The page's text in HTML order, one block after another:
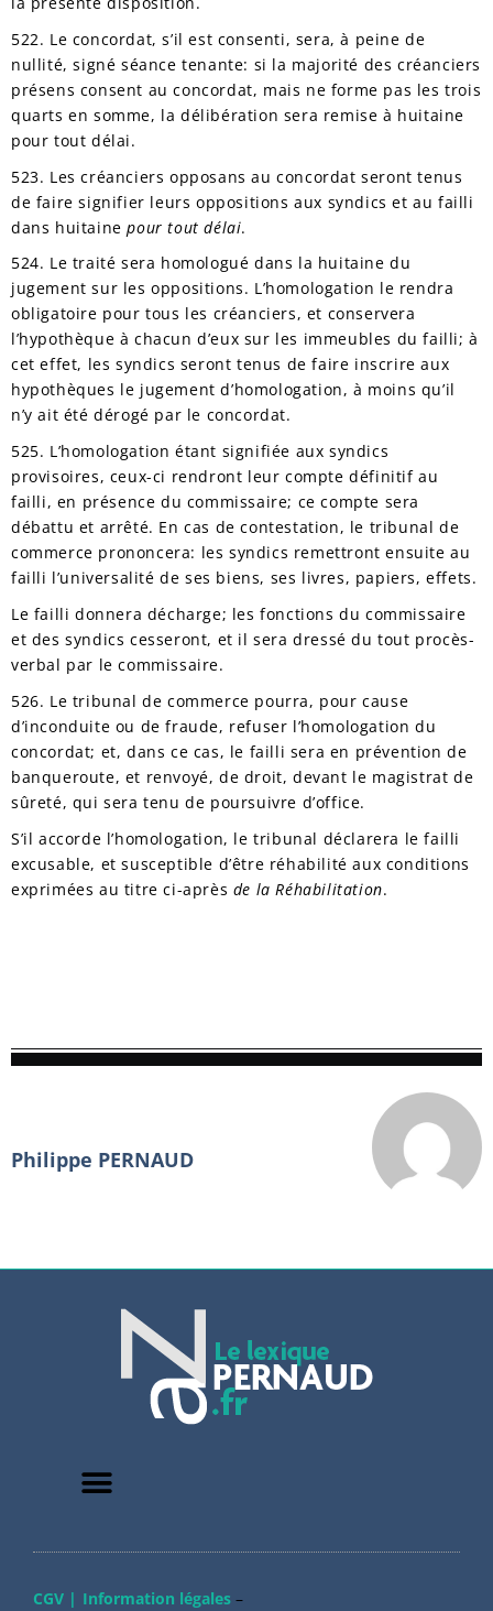
522. Le concordat, s’il est consenti, sera, à peine de
nullité, signé séance tenante: si la majorité des créanciers
présens consent au concordat, mais ne forme pas les trois
quarts en somme, la délibération sera remise à huitaine
pour tout délai.
523. Les créanciers opposans au concordat seront tenus
de faire signifier leurs oppositions aux syndics et au failli
dans huitainepour tout délai.
524. Le traité sera homologué dans la huitaine du
jugement sur les oppositions. L’homologation le rendra
obligatoire pour tous les créanciers, et conservera
l’hypothèque à chacun d’eux sur les immeubles du failli; à
cet effet, les syndics seront tenus de faire inscrire aux
hypothèques le jugement d’homologation, à moins qu’il
n’y ait été dérogé par le concordat.
525. L’homologation étant signifiée aux syndics
provisoires, ceux-ci rendront leur compte définitif au
failli, en présence du commissaire; ce compte sera
débattu et arrêté. En cas de contestation, le tribunal de
commerce prononcera: les syndics remettront ensuite au
failli l’universalité de ses biens, ses livres, papiers, effets.
Le failli donnera décharge; les fonctions du commissaire
et des syndics cesseront, et il sera dressé du tout procès-
verbal par le commissaire.
526. Le tribunal de commerce pourra, pour cause
d’inconduite ou de fraude, refuser l’homologation du
concordat; et, dans ce cas, le failli sera en prévention de
banqueroute, et renvoyé, de droit, devant le magistrat de
sûreté, qui sera tenu de poursuivre d’office.
S’il accorde l’homologation, le tribunal déclarera le failli
excusable, et susceptible d’être réhabilité aux conditions
exprimées au titre ci-après de la Réhabilitation.
Philippe PERNAUD
CGV | Information légales–